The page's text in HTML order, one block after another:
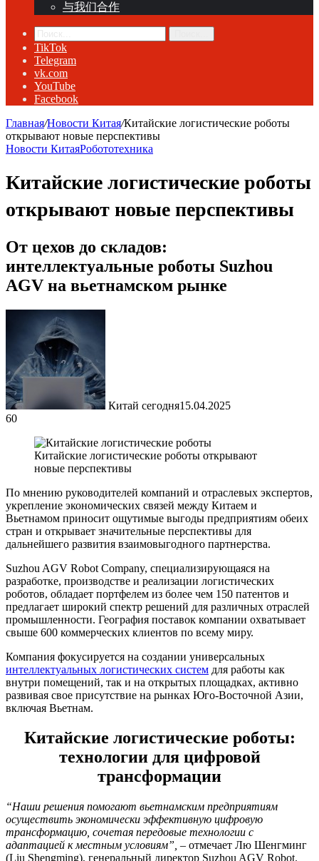
与我们合作
TikTok
Telegram
vk.com
YouTube
Facebook
Главная/Новости Китая/Китайские логистические роботы
открывают новые перспективы
Новости КитаяРобототехника
Китайские логистические роботы
открывают новые перспективы
От цехов до складов:
интеллектуальные роботы Suzhou
AGV на вьетнамском рынке
Китай сегодня15.04.2025
60
Китайские логистические роботы открывают
новые перспективы
По мнению руководителей компаний и отраслевых экспертов,
укрепление экономических связей между Китаем и
Вьетнамом приносит ощутимые выгоды предприятиям обеих
стран и открывает значительные перспективы для
дальнейшего развития взаимовыгодного партнерства.
Suzhou AGV Robot Company, специализирующаяся на
разработке, производстве и реализации логистических
роботов, обладает портфелем из более чем 150 патентов и
предлагает широкий спектр решений для различных отраслей
промышленности. География поставок компании охватывает
свыше 600 коммерческих клиентов по всему миру.
Компания фокусируется на создании универсальных
интеллектуальных логистических систем для работы как
внутри помещений, так и на открытых площадках, активно
развивая свое присутствие на рынках Юго-Восточной Азии,
включая Вьетнам.
Китайские логистические роботы:
технологии для цифровой
трансформации
“Наши решения помогают вьетнамским предприятиям
осуществить экономически эффективную цифровую
трансформацию, сочетая передовые технологии с
адаптацией к местным условиям”, – отмечает Лю Шенгминг
(Liu Shengming), генеральный директор Suzhou AGV Robot.